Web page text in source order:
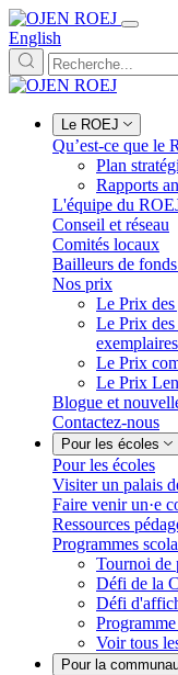
English
Le ROEJ
Qu’est-ce que le
Plan
Rapports
L'équipe du
Conseil et réseau
Comités locaux
Bailleurs de
Nos prix
Le Prix
Le Prix des
Le Prix
Le Prix
Blogue et
Contactez-nous
Pour les écoles
Pour les écoles
Visiter un palais
Faire venir un·e
Ressources
Programmes
Tournoi de
Défi de la
Défi
Programme
Voir tous
Pour la